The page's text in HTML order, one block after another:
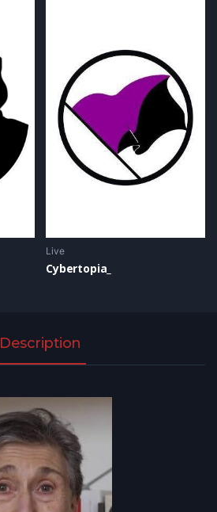
Live
Cybertopia_
Description